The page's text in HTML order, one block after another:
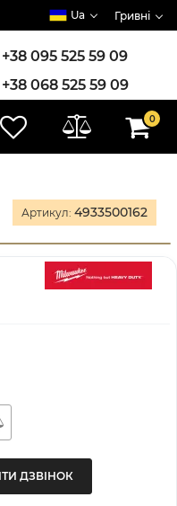
Ua Гривні
+38 095 525 59 09
+38 068 525 59 09
+38 073 525 59 09
0
Артикул: 4933500162